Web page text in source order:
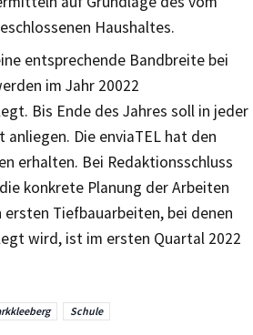
Haushaltes.
entsprechende Bandbreite bei
im Jahr 20022
Bis Ende des Jahres soll in jeder
anliegen. Die enviaTEL hat den
erhalten. Bei Redaktionsschluss
konkrete Planung der Arbeiten
Tiefbauarbeiten, bei denen
wird, ist im ersten Quartal 2022
Schule